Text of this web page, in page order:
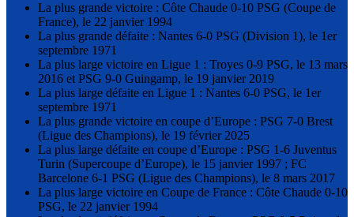
La plus grande victoire : Côte Chaude 0-10 PSG (Coupe de
France), le 22 janvier 1994
La plus grande défaite : Nantes 6-0 PSG (Division 1), le 1er
septembre 1971
La plus large victoire en Ligue 1 : Troyes 0-9 PSG, le 13 mars
2016 et PSG 9-0 Guingamp, le 19 janvier 2019
La plus large défaite en Ligue 1 : Nantes 6-0 PSG, le 1er
septembre 1971
La plus grande victoire en coupe d’Europe : PSG 7-0 Brest
(Ligue des Champions), le 19 février 2025
La plus large défaite en coupe d’Europe : PSG 1-6 Juventus
Turin (Supercoupe d’Europe), le 15 janvier 1997 ; FC
Barcelone 6-1 PSG (Ligue des Champions), le 8 mars 2017
La plus large victoire en Coupe de France : Côte Chaude 0-10
PSG, le 22 janvier 1994